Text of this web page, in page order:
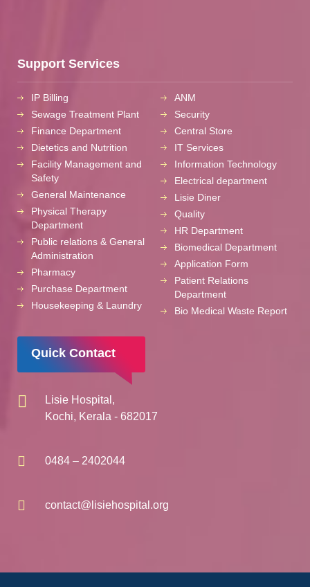
Support Services
IP Billing
Sewage Treatment Plant
Finance Department
Dietetics and Nutrition
Facility Management and
Safety
General Maintenance
Physical Therapy
Department
Public relations & General
Administration
Pharmacy
Purchase Department
Housekeeping & Laundry
ANM
Security
Central Store
IT Services
Information Technology
Electrical department
Lisie Diner
Quality
HR Department
Biomedical Department
Application Form
Patient Relations
Department
Bio Medical Waste Report
Quick Contact
Lisie Hospital,
Kochi, Kerala - 682017
0484 – 2402044
contact@lisiehospital.org